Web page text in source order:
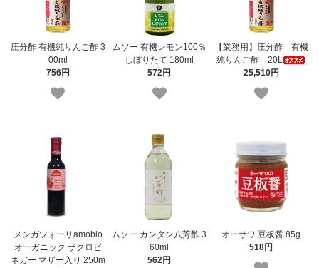
庄分酢 有機純りんご酢 3
00ml
756円
ムソー 有機レモン100％
しぼりたて 180ml
572円
【業務用】庄分酢 有機
純りんご酢 20L
25,510円
メンガツォーリamobio
オーガニック ザクロビ
ネガー マザー入り 250m
ムソー カンタン八芳酢 3
60ml
562円
オーサワ 豆板醤 85g
518円